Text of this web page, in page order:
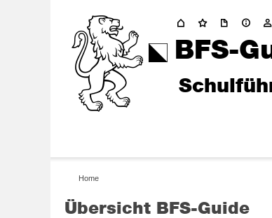
BFS-
Home
Übersicht BFS-Guide